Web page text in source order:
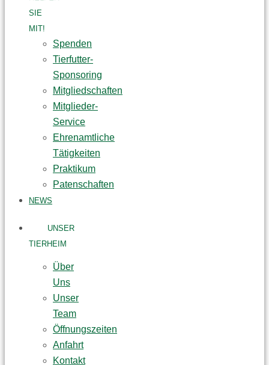
SIE
MIT!
Spenden
Tierfutter-
Sponsoring
Mitgliedschaften
Mitglieder-
Service
Ehrenamtliche
Tätigkeiten
Praktikum
Patenschaften
NEWS
UNSER
TIERHEIM
Über
Uns
Unser
Team
Öffnungszeiten
Anfahrt
Kontakt